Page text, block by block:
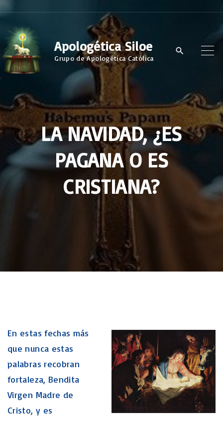
S
p
o
n
Apologética Siloe
Grupo de Apologética Católica
LA NAVIDAD, ¿ES
PAGANA O ES
CRISTIANA?
En estas fechas más
que nunca estas
palabras recobran
fortaleza, Bendita
Virgen Madre de
Cristo, y es